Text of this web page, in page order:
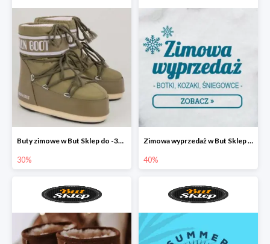
Buty zimowe w But Sklep do -30%
30%
Zimowa wyprzedaż w But Sklep do -40%
40%